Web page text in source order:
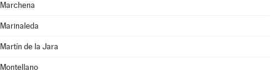
Marchena
Marinaleda
Martín de la Jara
Montellano